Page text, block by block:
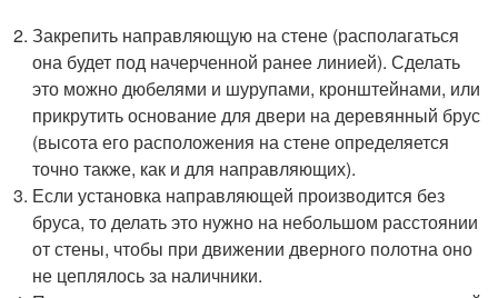
Закрепить направляющую на стене (располагаться
она будет под начерченной ранее линией). Сделать
это можно дюбелями и шурупами, кронштейнами, или
прикрутить основание для двери на деревянный брус
(высота его расположения на стене определяется
точно также, как и для направляющих).
Если установка направляющей производится без
бруса, то делать это нужно на небольшом расстоянии
от стены, чтобы при движении дверного полотна оно
не цеплялось за наличники.